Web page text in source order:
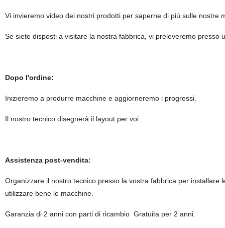
Vi invieremo video dei nostri prodotti per saperne di più sulle nostre
Se siete disposti a visitare la nostra fabbrica, vi preleveremo presso
Dopo l'ordine:
Inizieremo a produrre macchine e aggiorneremo i progressi.
Il nostro tecnico disegnerà il layout per voi.
Assistenza post-vendita:
Organizzare il nostro tecnico presso la vostra fabbrica per
utilizzare bene le macchine.
Garanzia di 2 anni con parti di ricambio Gratuita per 2 anni.